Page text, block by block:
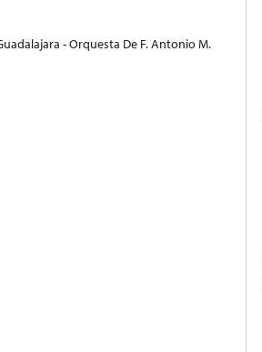
- Orquesta De F. Antonio M.